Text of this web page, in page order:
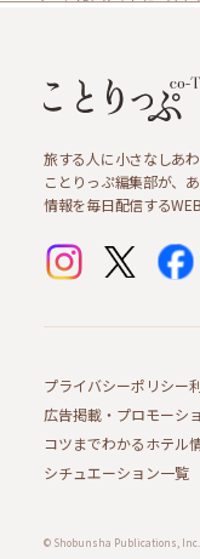
旅する人に小さなしあわ
ことりっぷ編集部が、
情報を毎日配信する
プライバシーポリシー
広告掲載・プロモーシ
コツまでわかるホテル
シチュエーション一覧
© Shobunsha Publications, Inc.